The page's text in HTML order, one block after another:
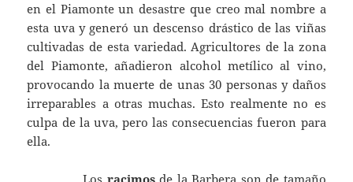
en el Piamonte un desastre que creo mal nombre a
esta uva y generó un descenso drástico de las viñas
cultivadas de esta variedad. Agricultores de la zona
del Piamonte, añadieron alcohol metílico al vino,
provocando la muerte de unas 30 personas y daños
irreparables a otras muchas. Esto realmente no es
culpa de la uva, pero las consecuencias fueron para
ella.